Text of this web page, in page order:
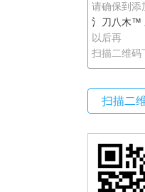
请确保到添
氵刀八木™
以后再
扫描二维码
扫描二